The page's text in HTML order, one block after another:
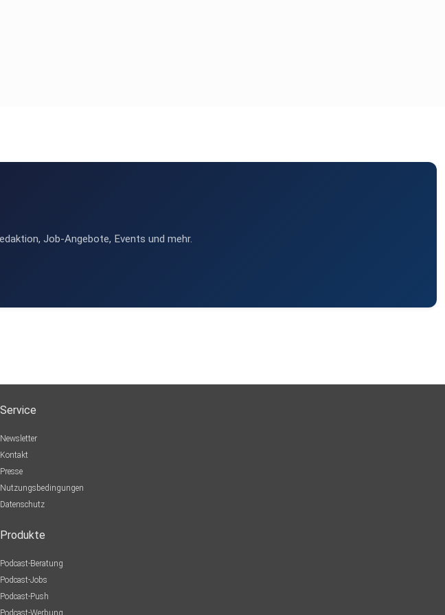
Job-Angebote, Events und mehr.
Service
Newsletter
Kontakt
Presse
Nutzungsbedingungen
Datenschutz
Produkte
Podcast-Beratung
Podcast-Jobs
Podcast-Push
Podcast-Werbung